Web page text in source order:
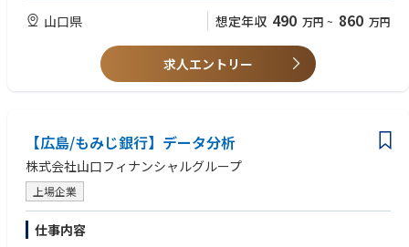
山口県 想定年収 490 万円 ~ 860 万円
求人エントリー
【広島/もみじ銀行】データ分析
株式会社山口フィナンシャルグループ
上場企業
仕事内容